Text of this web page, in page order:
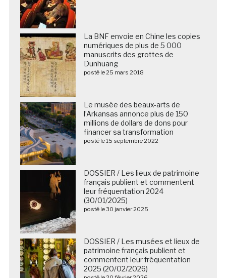
La BNF envoie en Chine les copies
numériques de plus de 5 000
manuscrits des grottes de
Dunhuang
posté le 25 mars 2018
Le musée des beaux-arts de
l’Arkansas annonce plus de 150
millions de dollars de dons pour
financer sa transformation
posté le 15 septembre 2022
DOSSIER / Les lieux de patrimoine
français publient et commentent
leur fréquentation 2024
(30/01/2025)
posté le 30 janvier 2025
DOSSIER / Les musées et lieux de
patrimoine français publient et
commentent leur fréquentation
2025 (20/02/2026)